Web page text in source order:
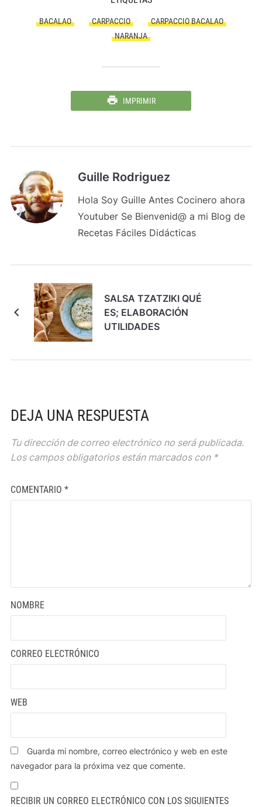
BACALAO CARPACCIO
CARPACCIO BACALAO
NARANJA
IMPRIMIR
Guille Rodriguez
Hola Soy Guille Antes Cocinero ahora
Youtuber Se Bienvenid@ a mi Blog de
Recetas Fáciles Didácticas
SALSA TZATZIKI QUÉ
ES; ELABORACIÓN
UTILIDADES
DEJA UNA RESPUESTA
Tu dirección de correo electrónico no será publicada.
Los campos obligatorios están marcados con *
COMENTARIO *
NOMBRE
CORREO ELECTRÓNICO
WEB
Guarda mi nombre, correo electrónico y web en este
navegador para la próxima vez que comente.
RECIBIR UN CORREO ELECTRÓNICO CON LOS SIGUIENTES